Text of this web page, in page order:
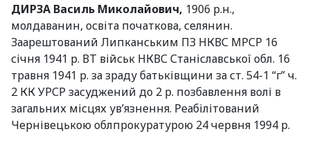
ДИРЗА Василь Миколайович, 1906 р.н.,
молдаванин, освіта початкова, селянин.
Заарештований Липканським ПЗ НКВС МРСР 16
січня 1941 р. ВТ військ НКВС Станіславської обл. 16
травня 1941 р. за зраду батьківщини за ст. 54-1 “г” ч.
2 КК УРСР засуджений до 2 р. позбавлення волі в
загальних місцях ув’язнення. Реабілітований
Чернівецькою облпрокуратурою 24 червня 1994 р.